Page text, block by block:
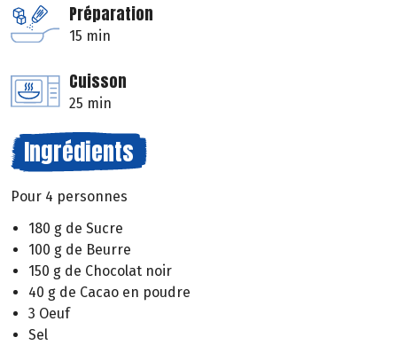
Préparation
15 min
Cuisson
25 min
Ingrédients
Pour 4 personnes
180 g de Sucre
100 g de Beurre
150 g de Chocolat noir
40 g de Cacao en poudre
3 Oeuf
Sel